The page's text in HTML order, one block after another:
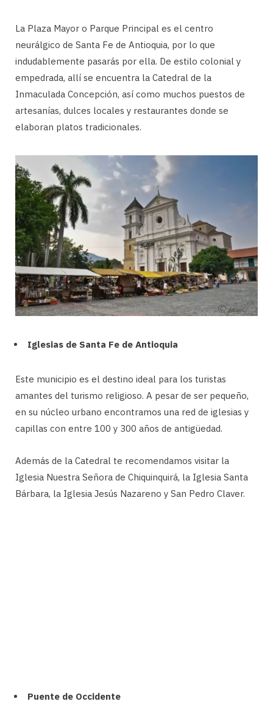
La Plaza Mayor o Parque Principal es el centro
neurálgico de Santa Fe de Antioquia, por lo que
indudablemente pasarás por ella. De estilo colonial y
empedrada, allí se encuentra la Catedral de la
Inmaculada Concepción, así como muchos puestos de
artesanías, dulces locales y restaurantes donde se
elaboran platos tradicionales.
Iglesias de Santa Fe de Antioquia
Este municipio es el destino ideal para los turistas
amantes del turismo religioso. A pesar de ser pequeño,
en su núcleo urbano encontramos una red de iglesias y
capillas con entre 100 y 300 años de antigüedad.
Además de la Catedral te recomendamos visitar la
Iglesia Nuestra Señora de Chiquinquirá, la Iglesia Santa
Bárbara, la Iglesia Jesús Nazareno y San Pedro Claver.
Puente de Occidente